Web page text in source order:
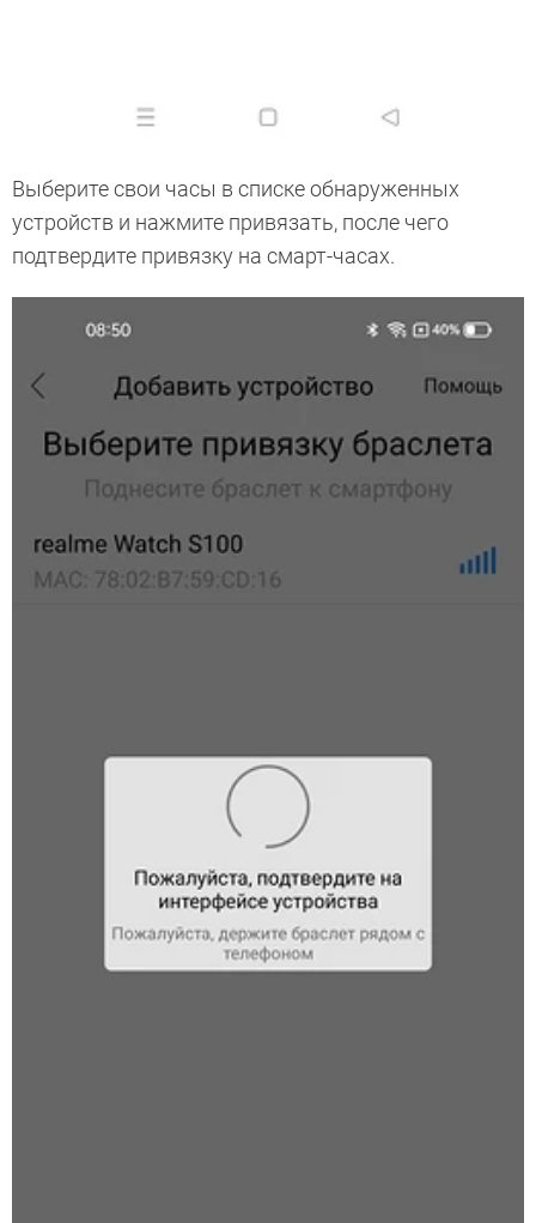
Выберите свои часы в списке обнаруженных
устройств и нажмите привязать, после чего
подтвердите привязку на смарт-часах.